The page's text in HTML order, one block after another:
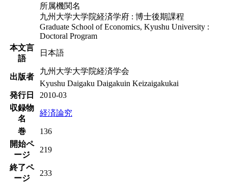
所属機関名
九州大学大学院経済学府 : 博士後期課程
Graduate School of Economics, Kyushu University :
Doctoral Program
本文言
語
日本語
出版者
九州大学大学院経済学会
Kyushu Daigaku Daigakuin Keizaigakukai
発行日
2010-03
収録物
名
経済論究
巻
136
開始ペ
ージ
219
終了ペ
ージ
233